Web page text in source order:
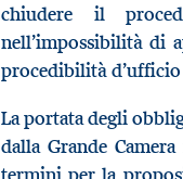
chiudere il
nell’impossibilità di
procedibilità d’ufficio
La portata degli
dalla Grande
termini per la